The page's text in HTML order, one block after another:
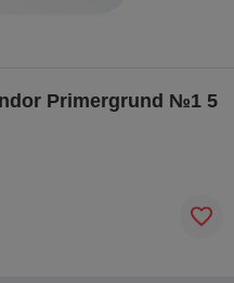
Primergrund №1 5